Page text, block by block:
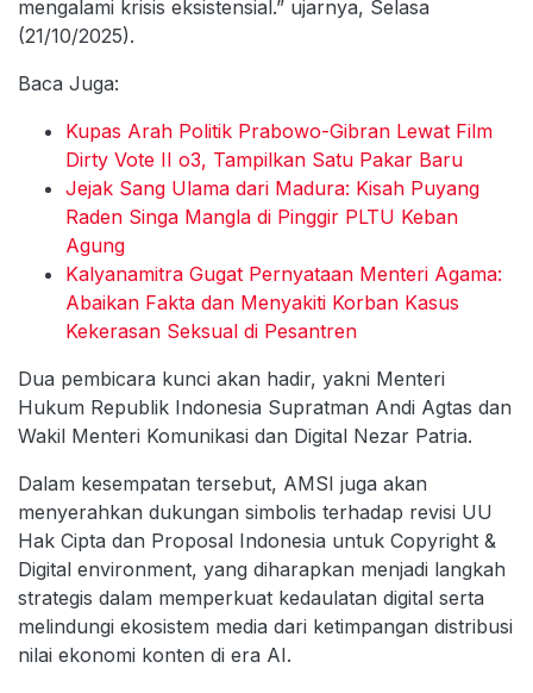
mengalami krisis eksistensial.” ujarnya, Selasa
(21/10/2025).
Baca Juga:
Kupas Arah Politik Prabowo-Gibran Lewat Film
Dirty Vote II o3, Tampilkan Satu Pakar Baru
Jejak Sang Ulama dari Madura: Kisah Puyang
Raden Singa Mangla di Pinggir PLTU Keban
Agung
Kalyanamitra Gugat Pernyataan Menteri Agama:
Abaikan Fakta dan Menyakiti Korban Kasus
Kekerasan Seksual di Pesantren
Dua pembicara kunci akan hadir, yakni Menteri
Hukum Republik Indonesia Supratman Andi Agtas dan
Wakil Menteri Komunikasi dan Digital Nezar Patria.
Dalam kesempatan tersebut, AMSI juga akan
menyerahkan dukungan simbolis terhadap revisi UU
Hak Cipta dan Proposal Indonesia untuk Copyright &
Digital environment, yang diharapkan menjadi langkah
strategis dalam memperkuat kedaulatan digital serta
melindungi ekosistem media dari ketimpangan distribusi
nilai ekonomi konten di era AI.